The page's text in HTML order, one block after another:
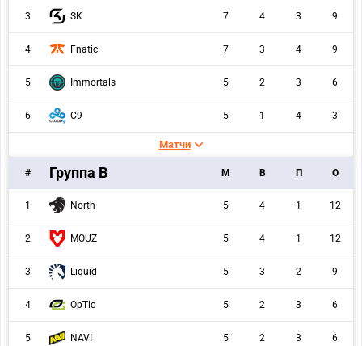
3 SK 7 4 3 9
4 Fnatic 7 3 4 9
5 Immortals 5 2 3 6
6 C9 5 1 4 3
Матчи
# Группа В M В П О
1 North 5 4 1 12
2 MOUZ 5 4 1 12
3 Liquid 5 3 2 9
4 OpTic 5 2 3 6
5 NAVI 5 2 3 6